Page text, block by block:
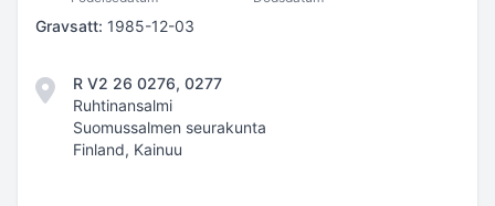
Gravsatt: 1985-12-03
R V2 26 0276, 0277
Ruhtinansalmi
Suomussalmen seurakunta
Finland, Kainuu